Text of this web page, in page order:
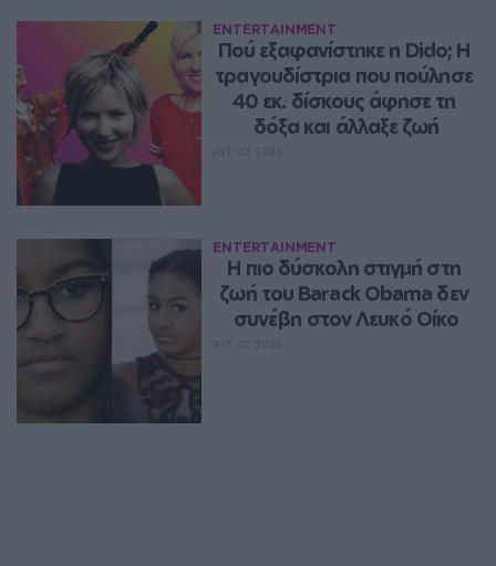
ENTERTAINMENT
Πού εξαφανίστηκε η Dido; Η
τραγουδίστρια που πούλησε
40 εκ. δίσκους άφησε τη
δόξα και άλλαξε ζωή
ENTERTAINMENT
Η πιο δύσκολη στιγμή στη
ζωή του Barack Obama δεν
συνέβη στον Λευκό Οίκο